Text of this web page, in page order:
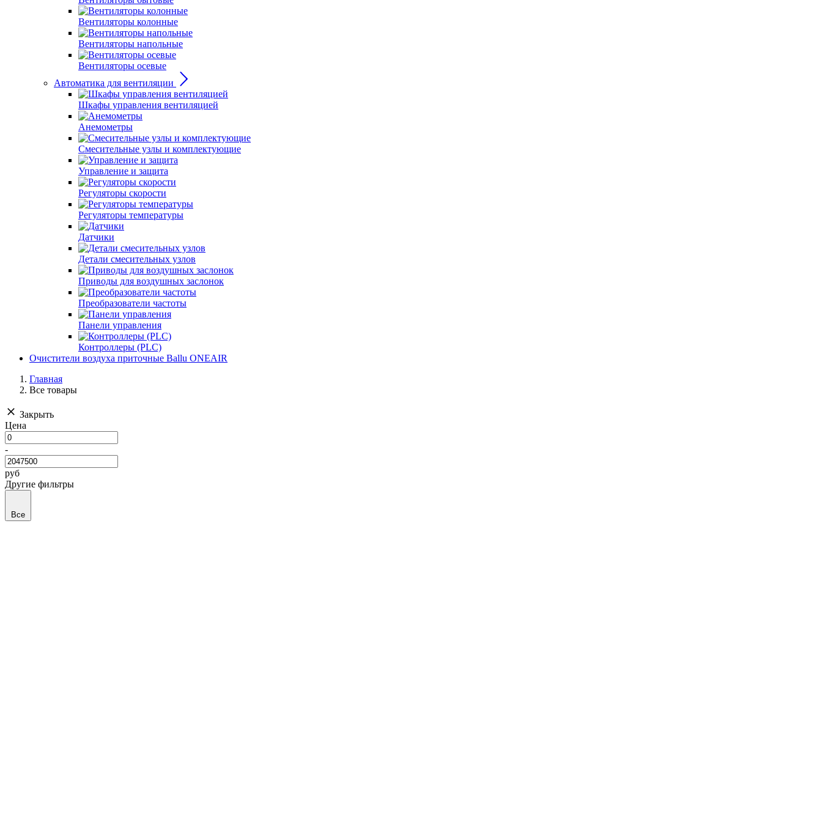
Вентиляторы колонные
Вентиляторы напольные
Вентиляторы осевые
Автоматика для вентиляции
Шкафы управления вентиляцией
Анемометры
Смесительные узлы и комплектующие
Управление и защита
Регуляторы скорости
Регуляторы температуры
Датчики
Детали смесительных узлов
Приводы для воздушных заслонок
Преобразователи частоты
Панели управления
Контроллеры (PLC)
Очистители воздуха приточные Ballu ONEAIR
Главная
Все товары
Закрыть
Цена
-
руб
Другие фильтры
Все